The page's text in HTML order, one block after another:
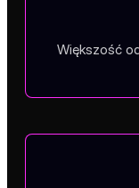
Większość